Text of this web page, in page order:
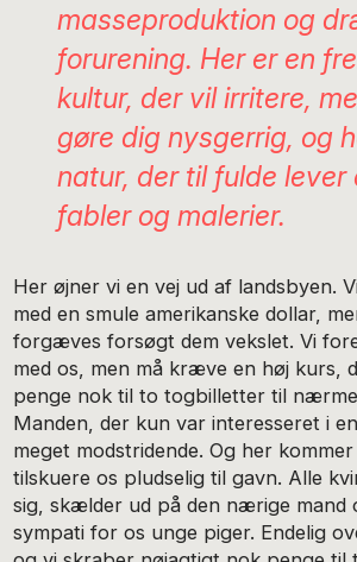
masseproduktion og
forurening. Her er en
kultur, der vil irritere,
gøre dig nysgerrig, og
natur, der til fulde lever
fabler og malerier.
Her øjner vi en vej ud af landsbyen.
med en smule amerikanske dollar,
forgæves forsøgt dem vekslet. Vi
med os, men må kræve en høj kurs,
penge nok til to togbilletter til
Manden, der kun var interesseret i
meget modstridende. Og her
tilskuere os pludselig til gavn. Alle
sig, skælder ud på den nærige mand
sympati for os unge piger. Endelig